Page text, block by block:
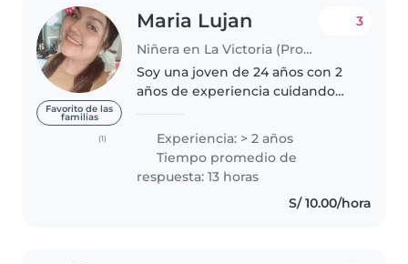
Favorito de las
familias
(1)
Maria Lujan
Niñera en La Victoria (Provincia de Chiclayo)
3
Soy una joven de 24 años con 2
años de experiencia cuidando
preescolares. Me considero una
niñera divertida, responsable y
muy paciente. Tengo habilidades
para..
Experiencia: > 2 años
Tiempo promedio de
respuesta: 13 horas
S/ 10.00/hora